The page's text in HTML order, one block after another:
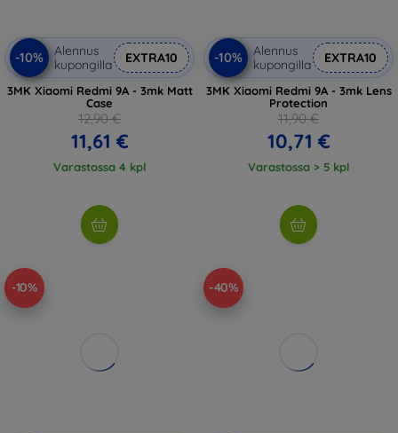
-10%
Alennus
kupongilla
EXTRA10
3MK Xiaomi Redmi 9A - 3mk Matt
Case
12,90 €
11,61 €
Varastossa 4 kpl
-10%
Alennus
kupongilla
EXTRA10
3MK Xiaomi Redmi 9A - 3mk Lens
Protection
11,90 €
10,71 €
Varastossa > 5 kpl
-10% -40%